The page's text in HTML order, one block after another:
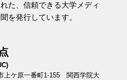
た、信頼できる大学メディ
を発行しています。
上ケ原一番町1-155 関西学院大